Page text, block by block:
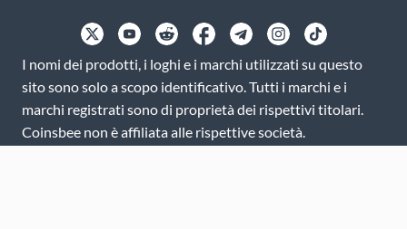
I nomi dei prodotti, i loghi e i marchi utilizzati su questo
sito sono solo a scopo identificativo. Tutti i marchi e i
marchi registrati sono di proprietà dei rispettivi titolari.
Coinsbee non è affiliata alle rispettive società.